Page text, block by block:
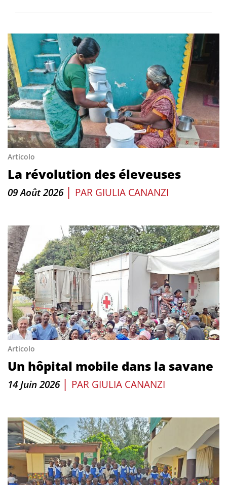
Articolo
La révolution des éleveuses
09 Août 2026 | PAR GIULIA CANANZI
Articolo
Un hôpital mobile dans la savane
14 Juin 2026 | PAR GIULIA CANANZI